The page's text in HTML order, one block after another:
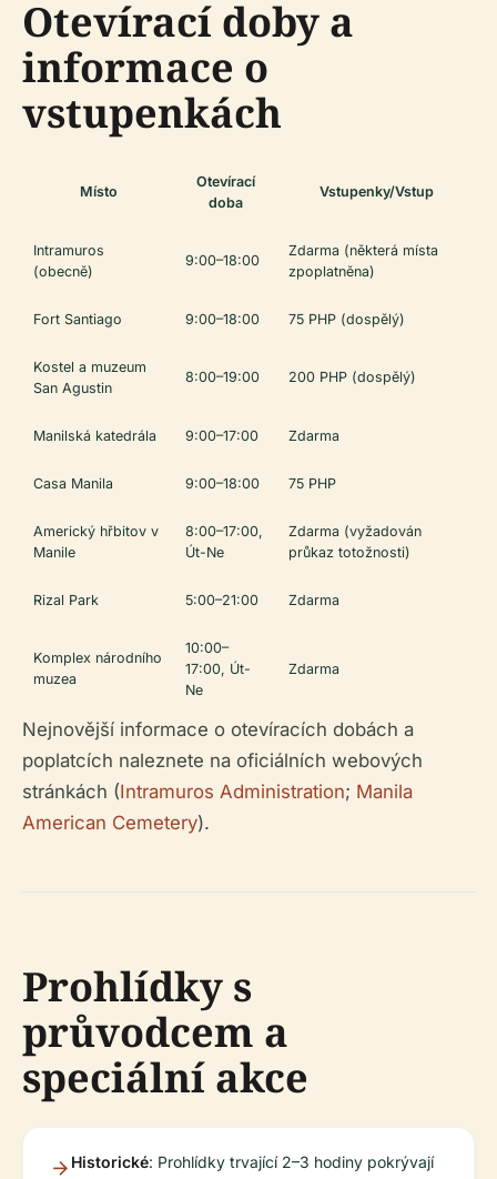
Otevírací doby a
informace o
vstupenkách
Místo
Otevírací
doba
Vstupenky/Vstup
Intramuros
(obecně)
9:00–18:00
Zdarma (některá místa
zpoplatněna)
Fort Santiago 9:00–18:00 75 PHP (dospělý)
Kostel a muzeum
San Agustin
8:00–19:00 200 PHP (dospělý)
Manilská katedrála 9:00–17:00 Zdarma
Casa Manila 9:00–18:00 75 PHP
Americký hřbitov v
Manile
8:00–17:00,
Út-Ne
Zdarma (vyžadován
průkaz totožnosti)
Rizal Park 5:00–21:00 Zdarma
Komplex národního
muzea
10:00–
17:00, Út-
Ne
Zdarma
Nejnovější informace o otevíracích dobách a
poplatcích naleznete na oficiálních webových
stránkách (Intramuros Administration; Manila
American Cemetery).
Prohlídky s
průvodcem a
speciální akce
Historické: Prohlídky trvající 2–3 hodiny pokrývají